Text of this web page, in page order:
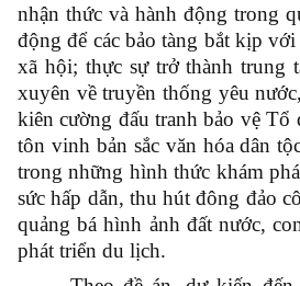
nhận thức và hành động trong
động để các bảo tàng bắt kịp
xã hội; thực sự trở thành trung
xuyên về truyền thống yêu
kiên cường đấu tranh bảo vệ
tôn vinh bản sắc văn hóa dân
trong những hình thức khám
sức hấp dẫn, thu hút đông đảo
quảng bá hình ảnh đất nước,
phát triển du lịch.